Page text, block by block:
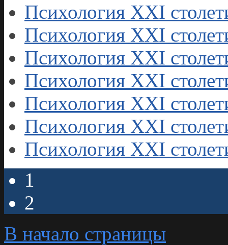
Психология XXI
Психология XXI
Психология XXI
Психология XXI
Психология XXI
Психология XXI
Психология XXI
1
2
В начало страницы